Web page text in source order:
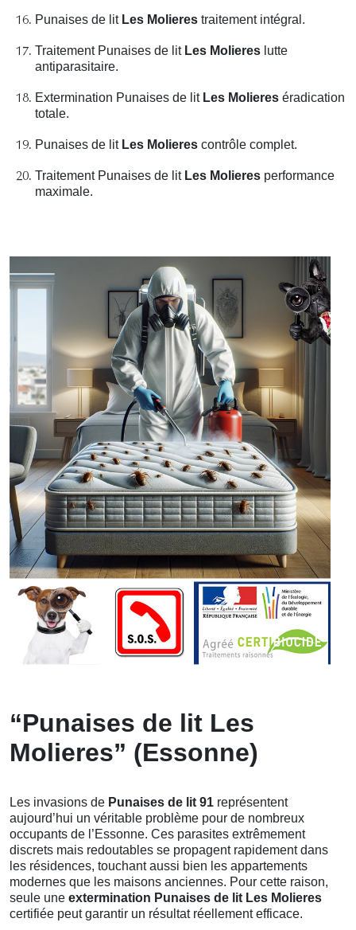
Punaises de lit Les Molieres traitement intégral.
Traitement Punaises de lit Les Molieres lutte
antiparasitaire.
Extermination Punaises de lit Les Molieres éradication
totale.
Punaises de lit Les Molieres contrôle complet.
Traitement Punaises de lit Les Molieres performance
maximale.
“Punaises de lit Les
Molieres” (Essonne)
Les invasions de Punaises de lit 91 représentent
aujourd’hui un véritable problème pour de nombreux
occupants de l’Essonne. Ces parasites extrêmement
discrets mais redoutables se propagent rapidement dans
les résidences, touchant aussi bien les appartements
modernes que les maisons anciennes. Pour cette raison,
seule une extermination Punaises de lit Les Molieres
certifiée peut garantir un résultat réellement efficace.